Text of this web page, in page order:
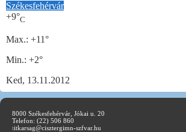
Székesfehérvár
+9°C
Max.: +11°
Min.: +2°
Ked, 13.11.2012
8000 Székesfehérvár, Jókai u. 20
Telefon: (22) 506 860
titkarsag@cisztergimn-szfvar.hu